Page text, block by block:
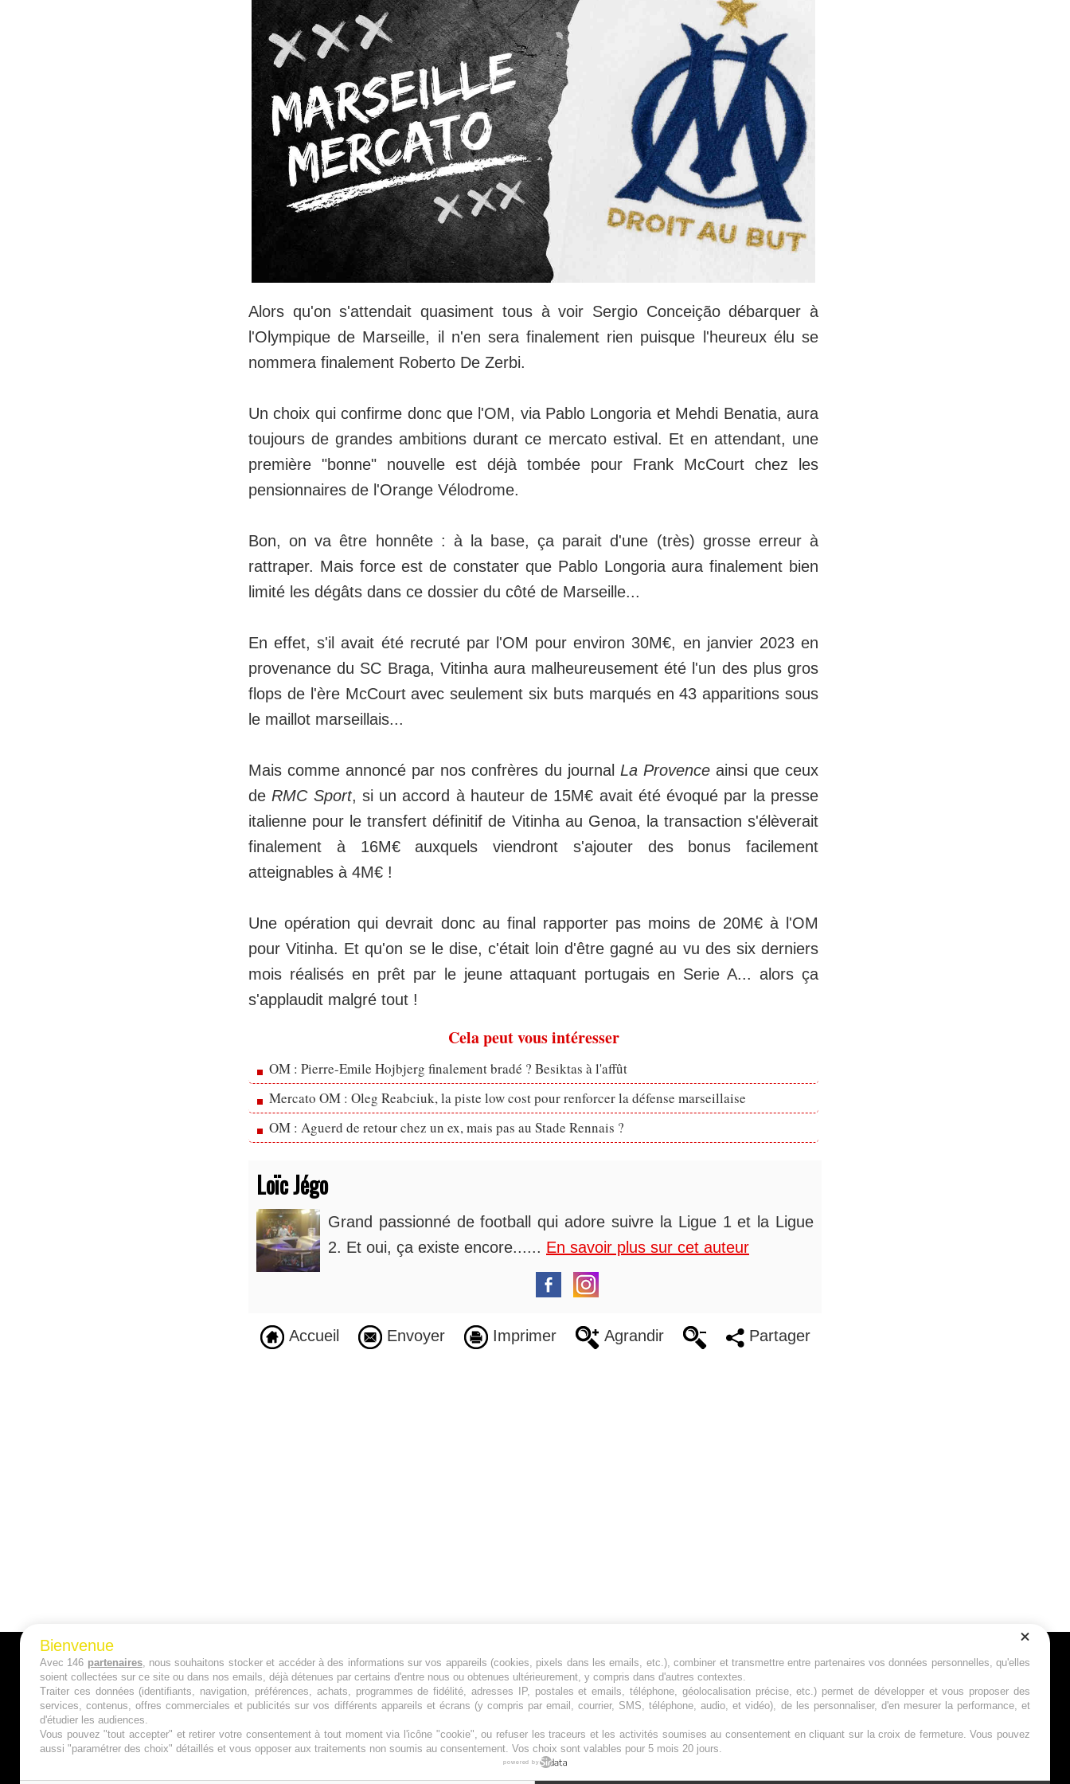
Alors qu'on s'attendait quasiment tous à voir Sergio Conceição débarquer à
l'Olympique de Marseille, il n'en sera finalement rien puisque l'heureux élu se
nommera finalement Roberto De Zerbi.
Un choix qui confirme donc que l'OM, via Pablo Longoria et Mehdi Benatia, aura
toujours de grandes ambitions durant ce mercato estival. Et en attendant, une
première "bonne" nouvelle est déjà tombée pour Frank McCourt chez les
pensionnaires de l'Orange Vélodrome.
Bon, on va être honnête : à la base, ça parait d'une (très) grosse erreur à
rattraper. Mais force est de constater que Pablo Longoria aura finalement bien
limité les dégâts dans ce dossier du côté de Marseille...
En effet, s'il avait été recruté par l'OM pour environ 30M€, en janvier 2023 en
provenance du SC Braga, Vitinha aura malheureusement été l'un des plus gros
flops de l'ère McCourt avec seulement six buts marqués en 43 apparitions sous
le maillot marseillais...
Mais comme annoncé par nos confrères du journal La Provenceainsi que ceux
de RMC Sport, si un accord à hauteur de 15M€ avait été évoqué par la presse
italienne pour le transfert définitif de Vitinha au Genoa, la transaction s'élèverait
finalement à 16M€ auxquels viendront s'ajouter des bonus facilement
atteignables à 4M€ !
Une opération qui devrait donc au final rapporter pas moins de 20M€ à l'OM
pour Vitinha. Et qu'on se le dise, c'était loin d'être gagné au vu des six derniers
mois réalisés en prêt par le jeune attaquant portugais en Serie A... alors ça
s'applaudit malgré tout !
Cela peut vous intéresser
OM : Pierre-Emile Hojbjerg finalement bradé ? Besiktas à l'affût
Mercato OM : Oleg Reabciuk, la piste low cost pour renforcer la défense marseillaise
OM : Aguerd de retour chez un ex, mais pas au Stade Rennais ?
Loïc Jégo
Grand passionné de football qui adore suivre la Ligue 1 et la Ligue
2. Et oui, ça existe encore...... En savoir plus sur cet auteur
Accueil Envoyer Imprimer Agrandir Partager
A PROPOS
Qui sommes nous ?
Mentions Légales
Jeunesfooteux est un média sportif qui traite
principalement de l'actualité de la Ligue 1 et
des grosses actualités de la Ligue 2 et du
Plan du site | Syndication |Powered by WM
Suivez-nous
Bienvenue
Avec 146 partenaires, nous souhaitons stocker et accéder à des informations sur vos appareils (cookies, pixels dans les emails, etc.), combiner et transmettre entre partenaires vos données personnelles, qu'elles
soient collectées sur ce site ou dans nos emails, déjà détenues par certains d'entre nous ou obtenues ultérieurement, y compris dans d'autres contextes.
Traiter ces données (identifiants, navigation, préférences, achats, programmes de fidélité, adresses IP, postales et emails, téléphone, géolocalisation précise, etc.) permet de développer et vous proposer des
services, contenus, offres commerciales et publicités sur vos différents appareils et écrans (y compris par email, courrier, SMS, téléphone, audio, et vidéo), de les personnaliser, d'en mesurer la performance, et
d'étudier les audiences.
Vous pouvez "tout accepter" et retirer votre consentement à tout moment via l'icône "cookie", ou refuser les traceurs et les activités soumises au consentement en cliquant sur la croix de fermeture. Vous pouvez
aussi "paramétrer des choix" détaillés et vous opposer aux traitements non soumis au consentement. Vos choix sont valables pour 5 mois 20 jours.
powered by